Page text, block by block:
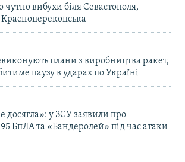
чутно вибухи біля Севастополя,
плани з виробництва ракет,
паузу в ударах по Україні
досягла»: у ЗСУ заявили про
БпЛА та «Бандеролей» під час атаки